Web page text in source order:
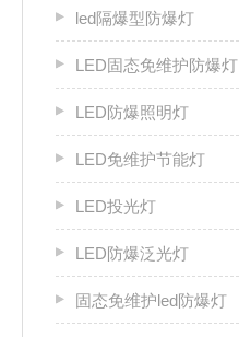
led隔爆型防爆灯
LED固态免维护防爆灯
LED防爆照明灯
LED免维护节能灯
LED投光灯
LED防爆泛光灯
固态免维护led防爆灯